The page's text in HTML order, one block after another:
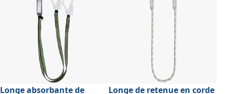
Longe absorbante de
Longe de retenue en corde